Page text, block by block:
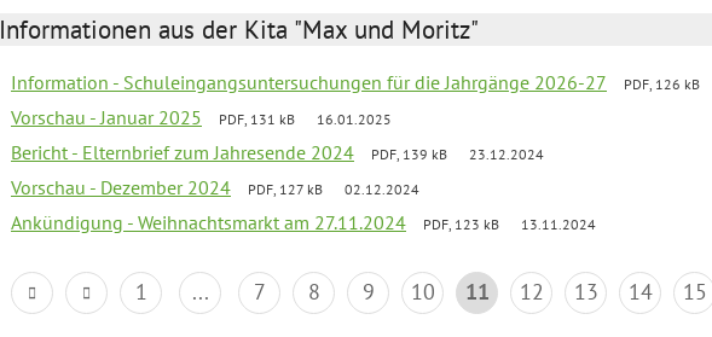
Informationen aus der Kita "Max und Moritz"
Information - Schuleingangsuntersuchungen für die Jahrgänge 2026-27 PDF, 126 kB
Vorschau - Januar 2025 PDF, 131 kB 16.01.2025
Bericht - Elternbrief zum Jahresende 2024 PDF, 139 kB 23.12.2024
Vorschau - Dezember 2024 PDF, 127 kB 02.12.2024
Ankündigung - Weihnachtsmarkt am 27.11.2024 PDF, 123 kB 13.11.2024
1 ... 7 8 9 10 11 12 13 14 15